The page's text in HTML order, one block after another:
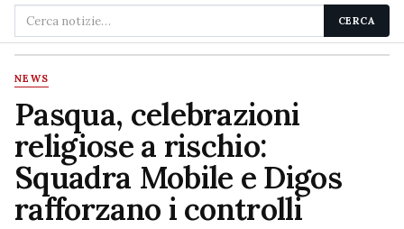
Cerca
nel
sito
CERCA
NEWS
Pasqua, celebrazioni
religiose a rischio:
Squadra Mobile e Digos
rafforzano i controlli